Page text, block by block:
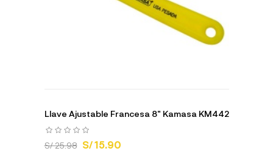
Llave Ajustable Francesa 8" Kamasa KM442
S/ 25.98 S/ 15.90